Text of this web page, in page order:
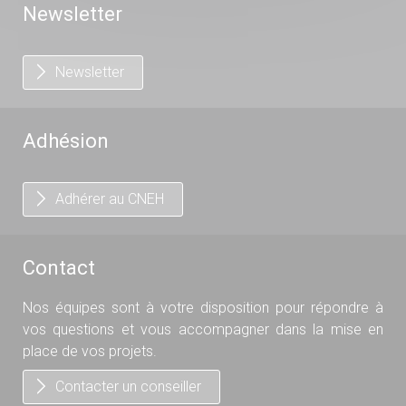
Newsletter
Newsletter
Adhésion
Adhérer au CNEH
Contact
Nos équipes sont à votre disposition pour répondre à
vos questions et vous accompagner dans la mise en
place de vos projets.
Contacter un conseiller